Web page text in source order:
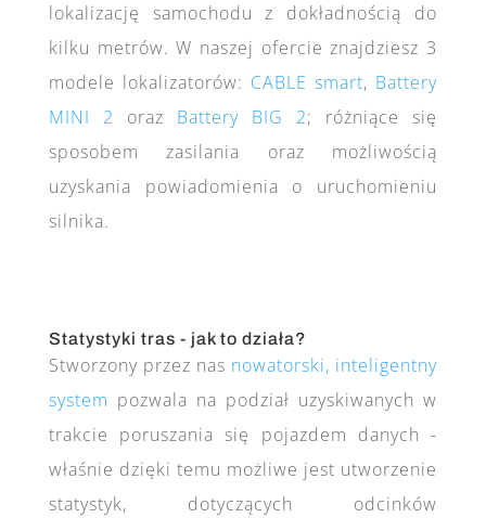
lokalizację samochodu z dokładnością do
kilku metrów. W naszej ofercie znajdziesz 3
modele lokalizatorów: CABLE smart, Battery
MINI 2 oraz Battery BIG 2; różniące się
sposobem zasilania oraz możliwością
uzyskania powiadomienia o uruchomieniu
silnika.
Statystyki tras - jak to działa?
Stworzony przez nas nowatorski, inteligentny
system pozwala na podział uzyskiwanych w
trakcie poruszania się pojazdem danych -
właśnie dzięki temu możliwe jest utworzenie
statystyk, dotyczących odcinków